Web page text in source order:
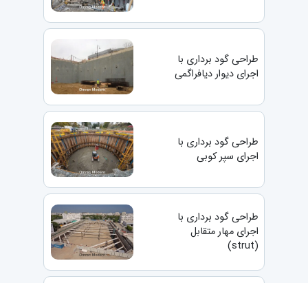
طراحی گود برداری با
اجرای دیوار دیافراگمی
طراحی گود برداری با
اجرای سپر کوبی
طراحی گود برداری با
اجرای مهار متقابل
(strut)